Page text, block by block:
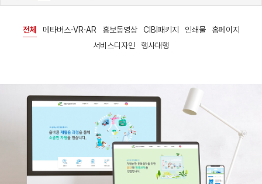
전체 메타버스·VR·AR 홍보동영상 CIBI패키지 인쇄물
홈페이지
서비스디자인
행사대행